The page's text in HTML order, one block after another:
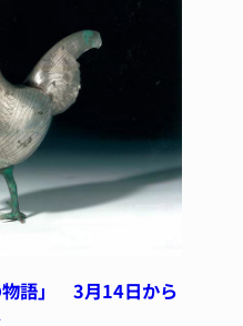
物語」 3月14日から